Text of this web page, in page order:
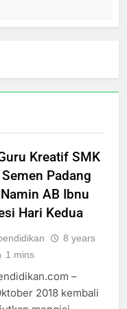
Kreatif SMK
Padang
AB Ibnu
Hari Kedua
8 years
1 mins
–
2018 kembali